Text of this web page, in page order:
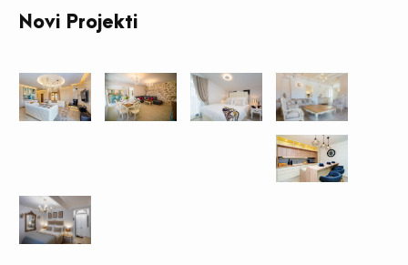
Novi Projekti